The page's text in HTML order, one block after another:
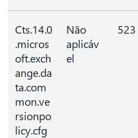
Cts.14.0
.micros
oft.exch
ange.da
ta.com
mon.ve
rsionpo
licy.cfg
Não
aplicáv
el
523